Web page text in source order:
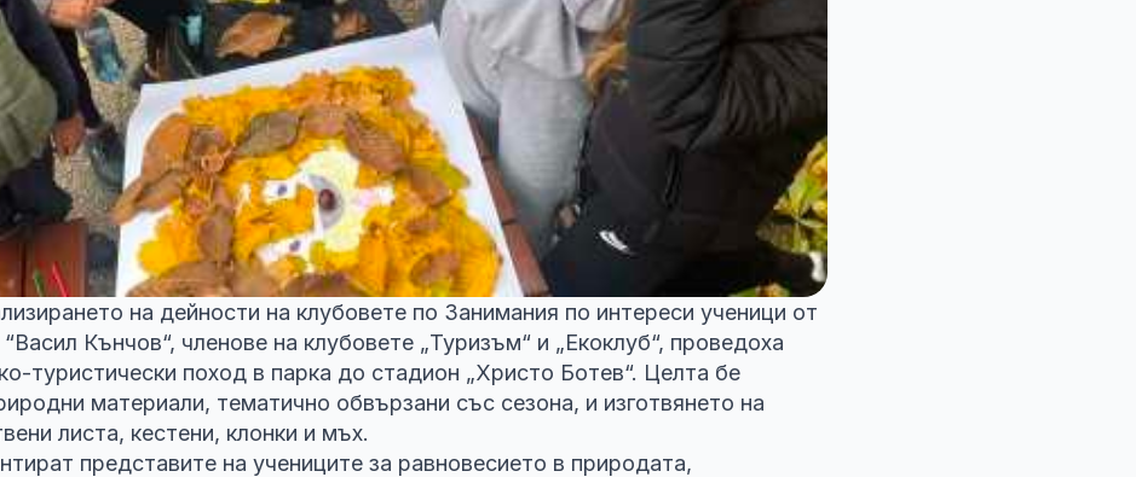
на дейности на клубовете по Занимания по интереси ученици от
Кънчов“, членове на клубовете „Туризъм“ и „Екоклуб“, проведоха
туристически поход в парка до стадион „Христо Ботев“. Целта бе
материали, тематично обвързани със сезона, и изготвянето на
листа, кестени, клонки и мъх.
представите на учениците за равновесието в природата,